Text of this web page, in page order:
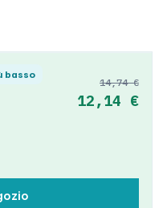
basso
14,74 €
12,14 €